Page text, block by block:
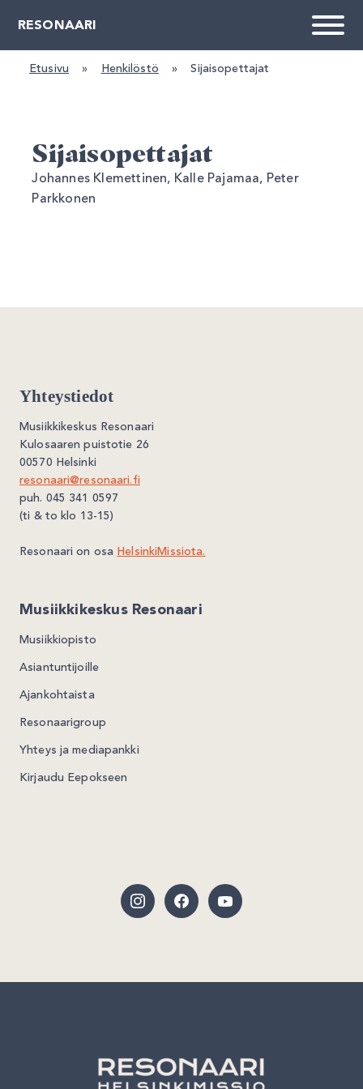
RESONAARI
Etusivu » Henkilöstö » Sijaisopettajat
Sijaisopettajat
Johannes Klemettinen, Kalle Pajamaa, Peter
Parkkonen
Yhteystiedot
Musiikkikeskus Resonaari
Kulosaaren puistotie 26
00570 Helsinki
resonaari@resonaari.fi
puh. 045 341 0597
(ti & to klo 13-15)
Resonaari on osa HelsinkiMissiota.
Musiikkikeskus Resonaari
Musiikkiopisto
Asiantuntijoille
Ajankohtaista
Resonaarigroup
Yhteys ja mediapankki
Kirjaudu Eepokseen